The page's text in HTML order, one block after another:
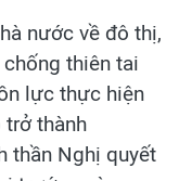
nước về đô thị,
thiên tai
lực thực hiện
trở thành
thần Nghị quyết